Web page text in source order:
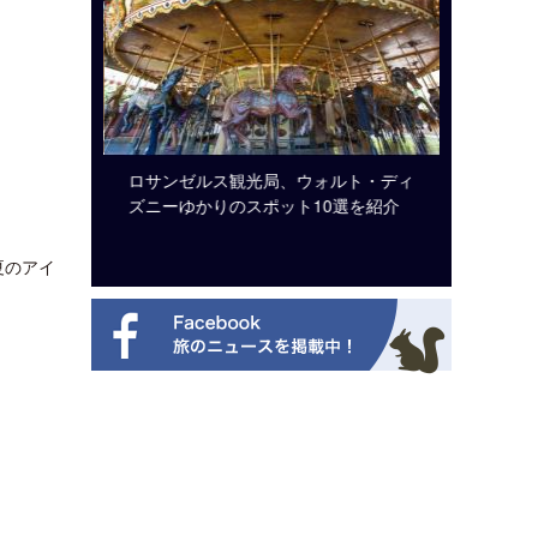
アイ
ロサンゼルス観光局、ウォルト・ディ
ズニーゆかりのスポット10選を紹介